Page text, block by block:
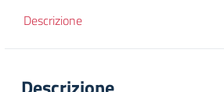
Descrizione